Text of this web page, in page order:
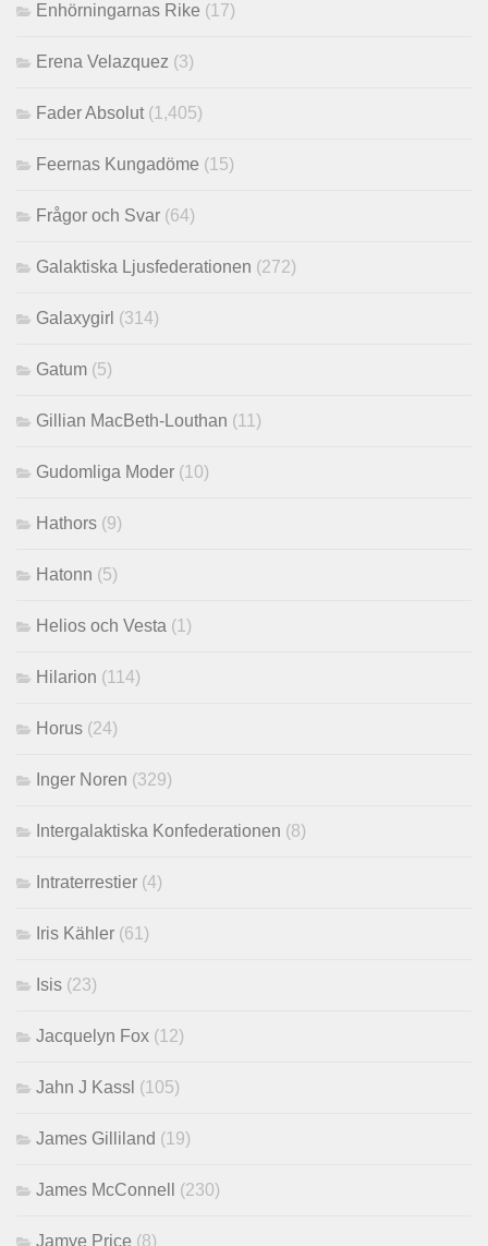
Enhörningarnas Rike (17)
Erena Velazquez (3)
Fader Absolut (1,405)
Feernas Kungadöme (15)
Frågor och Svar (64)
Galaktiska Ljusfederationen (272)
Galaxygirl (314)
Gatum (5)
Gillian MacBeth-Louthan (11)
Gudomliga Moder (10)
Hathors (9)
Hatonn (5)
Helios och Vesta (1)
Hilarion (114)
Horus (24)
Inger Noren (329)
Intergalaktiska Konfederationen (8)
Intraterrestier (4)
Iris Kähler (61)
Isis (23)
Jacquelyn Fox (12)
Jahn J Kassl (105)
James Gilliland (19)
James McConnell (230)
Jamye Price (8)